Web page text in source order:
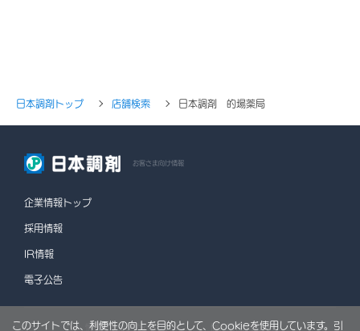
日本調剤トップ 店舗検索 日本調剤 的場薬局
お客さま向け情報
企業情報トップ
採用情報
IR情報
電子公告
情報セキュリティポリシー 個人情報保護方針
このサイトでは、利便性の向上を目的として、Cookieを使用しています。引